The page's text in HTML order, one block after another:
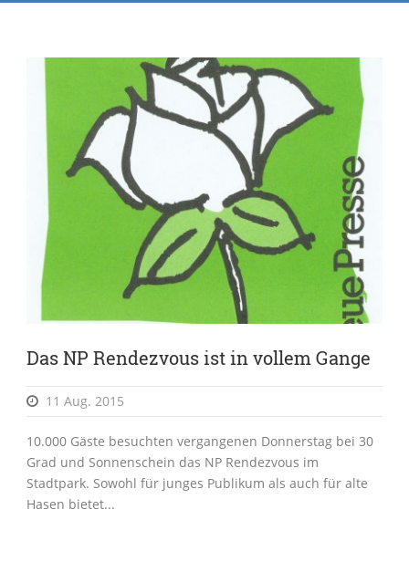
Das NP Rendezvous ist in vollem Gange
11 Aug. 2015
10.000 Gäste besuchten vergangenen Donnerstag bei 30
Grad und Sonnenschein das NP Rendezvous im
Stadtpark. Sowohl für junges Publikum als auch für alte
Hasen bietet...